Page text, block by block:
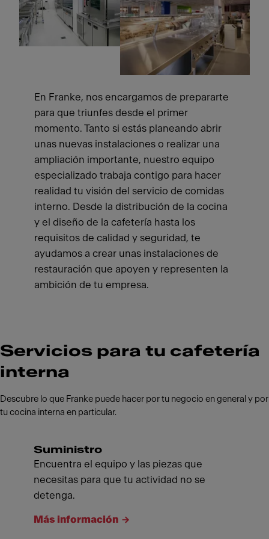
En Franke, nos encargamos de prepararte
para que triunfes desde el primer
momento. Tanto si estás planeando abrir
unas nuevas instalaciones o realizar una
ampliación importante, nuestro equipo
especializado trabaja contigo para hacer
realidad tu visión del servicio de comidas
interno. Desde la distribución de la cocina
y el diseño de la cafetería hasta los
requisitos de calidad y seguridad, te
ayudamos a crear unas instalaciones de
restauración que apoyen y representen la
ambición de tu empresa.
Servicios para tu cafetería
interna
Descubre lo que Franke puede hacer por tu negocio en general y por
tu cocina interna en particular.
Suministro
Encuentra el equipo y las piezas que
necesitas para que tu actividad no se
detenga.
Más información